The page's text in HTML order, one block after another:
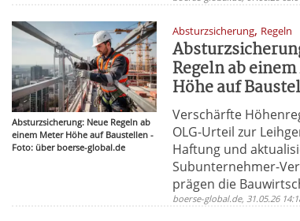
Absturzsicherung: Neue Regeln ab
einem Meter Höhe auf Baustellen -
Foto: über boerse-global.de
Absturzsicherung, Regeln
Regeln ab
Höhe auf
Verschärfte
OLG-Urteil zur
Haftung und
Subunternehmer-
prägen die
boerse-global.de, 31.05.26